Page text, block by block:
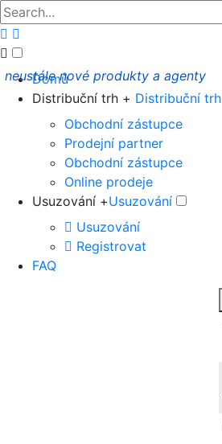
neustále nové produkty a agenty
Domů
Distribuční trh + Distribuční trh
Obchodní zástupce
Prodejní partner
Obchodní zástupce
Online prodeje
Usuzování +Usuzování
Usuzování
Registrovat
FAQ